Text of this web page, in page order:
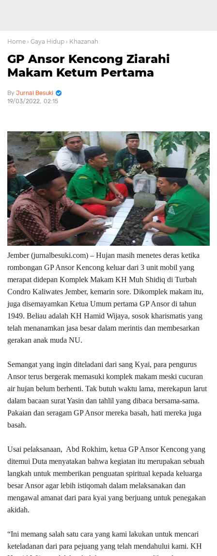
Home › Gaya Hidup › Khazanah
GP Ansor Kencong Ziarahi
Makam Ketum Pertama
Jurnal Besuki
19/03/2022 02:15
Jember (jurnalbesuki.com) – Hujan masih menetes deras ketika
rombongan GP Ansor Kencong keluar dari 3 unit mobil yang
merapat didepan Komplek Makam KH Muh Shidiq di Turbah
Condro Kaliwates Jember, kemarin sore. Dikomplek makam itu,
juga disemayamkan Ketua Umum pertama GP Ansor di tahun
1949. Beliau adalah KH Hamid Wijaya, sosok kharismatis yang
telah menanamkan jasa besar dalam merintis dan membesarkan
gerakan anak muda NU.
Semangat yang ingin diteladani dari sang Kyai, para pengurus
Ansor terus bergerak memasuki komplek makam meski cucuran
air hujan belum berhenti. Tak butuh waktu lama, merekapun larut
dalam bacaan surat Yasin dan tahlil yang dibaca bersama-sama.
Pakaian dan seragam GP Ansor mereka basah, hati mereka juga
basah.
Usai pelaksanaan, Abd Rokhim, ketua GP Ansor Kencong yang
ditemui Duta menyatakan bahwa kegiatan itu merupakan sebuah
langkah untuk memberikan penguatan spiritual kepada keluarga
besar Ansor agar lebih istiqomah dalam melaksanakan dan
mengawal amanat dari para kyai yang berjuang untuk penegakan
akidah.
“Ini memang salah satu cara yang kami lakukan untuk mencari
keteladanan dari para pejuang yang telah mendahului kami. KH